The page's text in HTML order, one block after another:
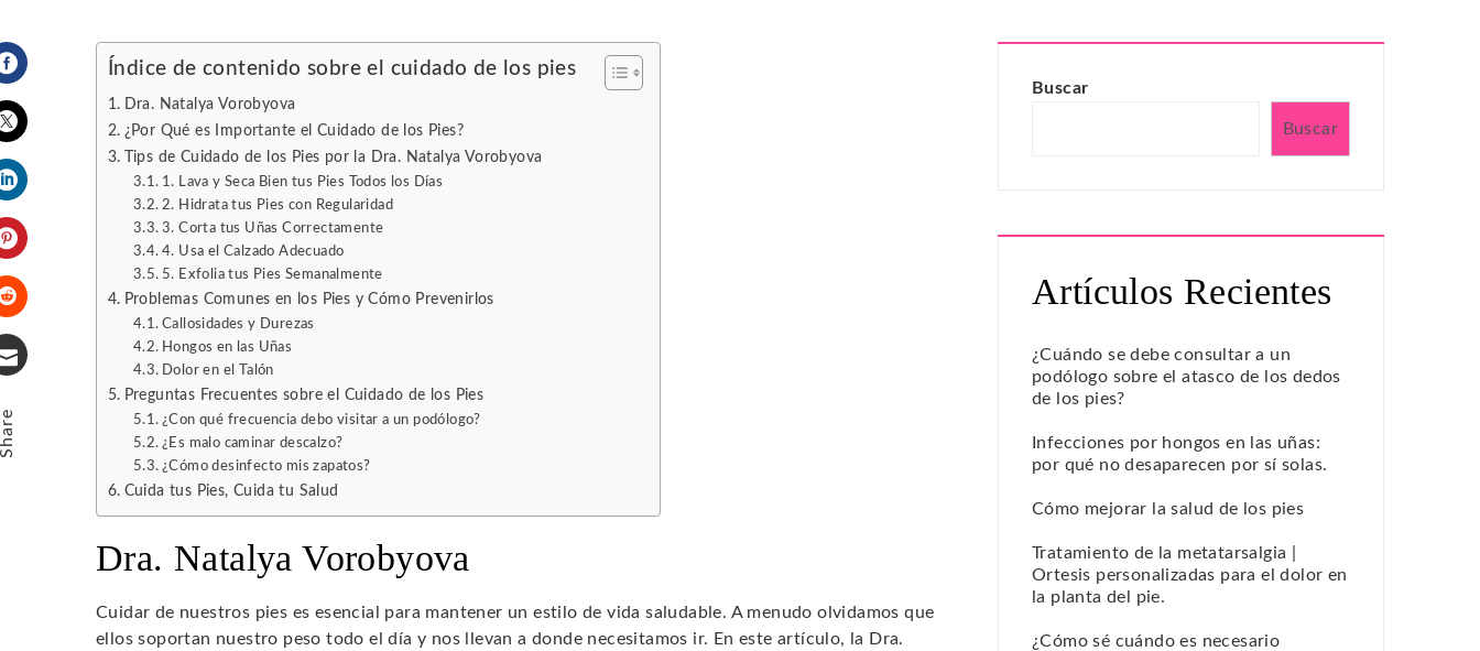
Facebook
Twitter
LinkedIn
Pinterest
Stumbleupon
Índice de contenido sobre el cuidado de los pies
Dra. Natalya Vorobyova
¿Por Qué es Importante el Cuidado de los Pies?
Tips de Cuidado de los Pies por la Dra. Natalya Vorobyova
1. Lava y Seca Bien tus Pies Todos los Días
2. Hidrata tus Pies con Regularidad
3. Corta tus Uñas Correctamente
4. Usa el Calzado Adecuado
5. Exfolia tus Pies Semanalmente
Problemas Comunes en los Pies y Cómo Prevenirlos
Callosidades y Durezas
Hongos en las Uñas
Dolor en el Talón
Preguntas Frecuentes sobre el Cuidado de los Pies
¿Con qué frecuencia debo visitar a un podólogo?
¿Es malo caminar descalzo?
¿Cómo desinfecto mis zapatos?
Cuida tus Pies, Cuida tu Salud
Dra. Natalya Vorobyova
Cuidar de nuestros pies es esencial para mantener un estilo de vida saludable. A menudo olvidamos que
ellos soportan nuestro peso todo el día y nos llevan a donde necesitamos ir. En este artículo, la Dra.
Buscar
Buscar
Artículos Recientes
¿Cuándo se debe consultar a un
podólogo sobre el atasco de los dedos
de los pies?
Infecciones por hongos en las uñas:
por qué no desaparecen por sí solas.
Cómo mejorar la salud de los pies
Tratamiento de la metatarsalgia |
Ortesis personalizadas para el dolor en
la planta del pie.
¿Cómo sé cuándo es necesario